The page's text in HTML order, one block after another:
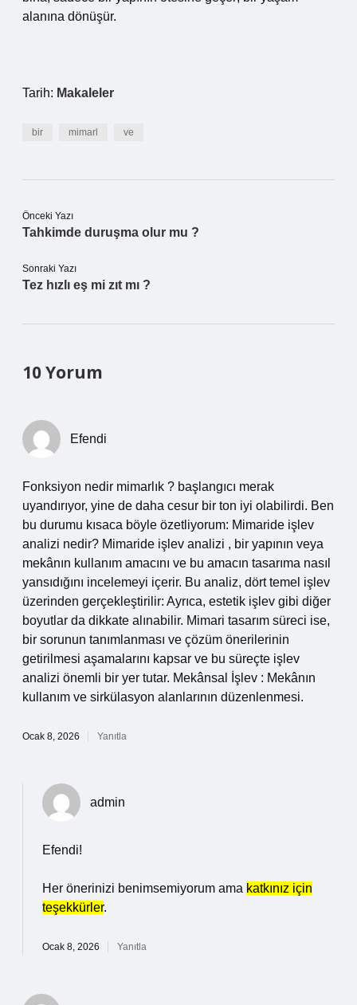
alanına dönüşür.
Tarih: Makaleler
bir mimarl ve
Önceki Yazı
Tahkimde duruşma olur mu ?
Sonraki Yazı
Tez hızlı eş mi zıt mı ?
10 Yorum
Efendi
Fonksiyon nedir mimarlık ? başlangıcı merak
uyandırıyor, yine de daha cesur bir ton iyi olabilirdi. Ben
bu durumu kısaca böyle özetliyorum: Mimaride işlev
analizi nedir? Mimaride işlev analizi , bir yapının veya
mekânın kullanım amacını ve bu amacın tasarıma nasıl
yansıdığını incelemeyi içerir. Bu analiz, dört temel işlev
üzerinden gerçekleştirilir: Ayrıca, estetik işlev gibi diğer
boyutlar da dikkate alınabilir. Mimari tasarım süreci ise,
bir sorunun tanımlanması ve çözüm önerilerinin
getirilmesi aşamalarını kapsar ve bu süreçte işlev
analizi önemli bir yer tutar. Mekânsal İşlev : Mekânın
kullanım ve sirkülasyon alanlarının düzenlenmesi.
Ocak 8, 2026 Yanıtla
admin
Efendi!
Her önerinizi benimsemiyorum ama katkınız için
teşekkürler.
Ocak 8, 2026 Yanıtla